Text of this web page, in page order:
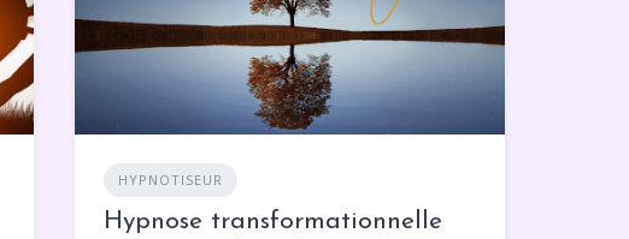
HYPNOTISEUR
Hypnose transformationnelle